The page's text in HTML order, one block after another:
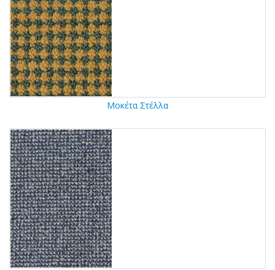
Μοκέτα Στέλλα